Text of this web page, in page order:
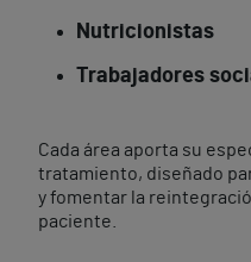
Nutricionistas
Trabajadores
Cada área aporta su
tratamiento, diseñado
y fomentar la
paciente.